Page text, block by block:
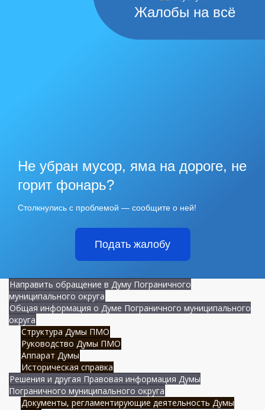
Жалобы на всё
Не убран мусор, яма на дороге, не
горит фонарь?
Столкнулись с проблемой — сообщите о ней!
Подать жалобу
Направить обращение в Думу Пограничного
муниципального округа
Общая информация о Думе Пограничного муниципального
округа
Структура Думы ПМО
Руководство Думы ПМО
Аппарат Думы
Историческая справка
Решения и другая Правовая информация Думы
Пограничного муниципального округа
Документы, регламентирующие деятельность Думы